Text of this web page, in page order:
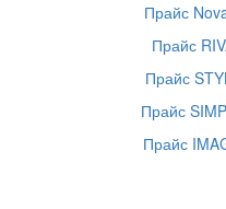
Прайс
Прайс
Прайс
Прайс
Прайс